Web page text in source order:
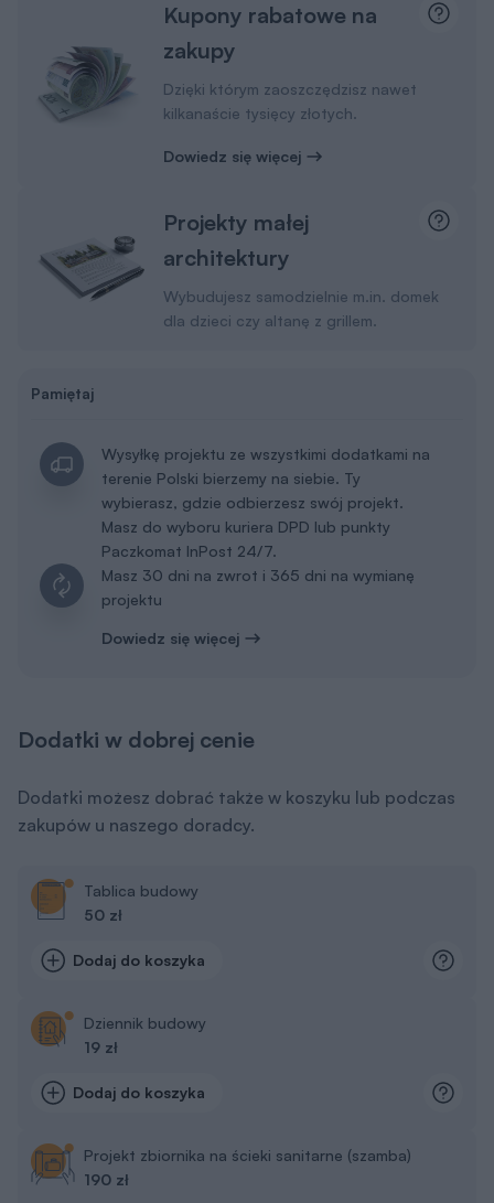
Kupony rabatowe na
zakupy
Dzięki którym zaoszczędzisz nawet
kilkanaście tysięcy złotych.
Dowiedz się więcej
Projekty małej
architektury
Wybudujesz samodzielnie m.in. domek
dla dzieci czy altanę z grillem.
Pamiętaj
Wysyłkę projektu ze wszystkimi dodatkami na
terenie Polski bierzemy na siebie. Ty
wybierasz, gdzie odbierzesz swój projekt.
Masz do wyboru kuriera DPD lub punkty
Paczkomat InPost 24/7.
Masz 30 dni na zwrot i 365 dni na wymianę
projektu
Dowiedz się więcej
Dodatki w dobrej cenie
Dodatki możesz dobrać także w koszyku lub podczas
zakupów u naszego doradcy.
Tablica budowy
50 zł
Dodaj do koszyka
Dziennik budowy
19 zł
Dodaj do koszyka
Projekt zbiornika na ścieki sanitarne (szamba)
190 zł